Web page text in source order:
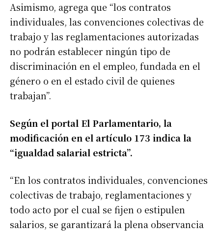
Asimismo, agrega que “los contratos
individuales, las convenciones colectivas de
trabajo y las reglamentaciones autorizadas
no podrán establecer ningún tipo de
discriminación en el empleo, fundada en el
género o en el estado civil de quienes
trabajan”.
Según el portal El Parlamentario, la
modificación en el artículo 173 indica la
“igualdad salarial estricta”.
“En los contratos individuales, convenciones
colectivas de trabajo, reglamentaciones y
todo acto por el cual se fijen o estipulen
salarios, se garantizará la plena observancia